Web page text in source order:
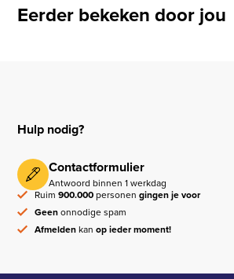
Eerder bekeken door jou
Hulp nodig?
Contactformulier
Antwoord binnen 1 werkdag
Ruim900.000personengingen je voor
Geenonnodige spam
Afmeldenkanop ieder moment!